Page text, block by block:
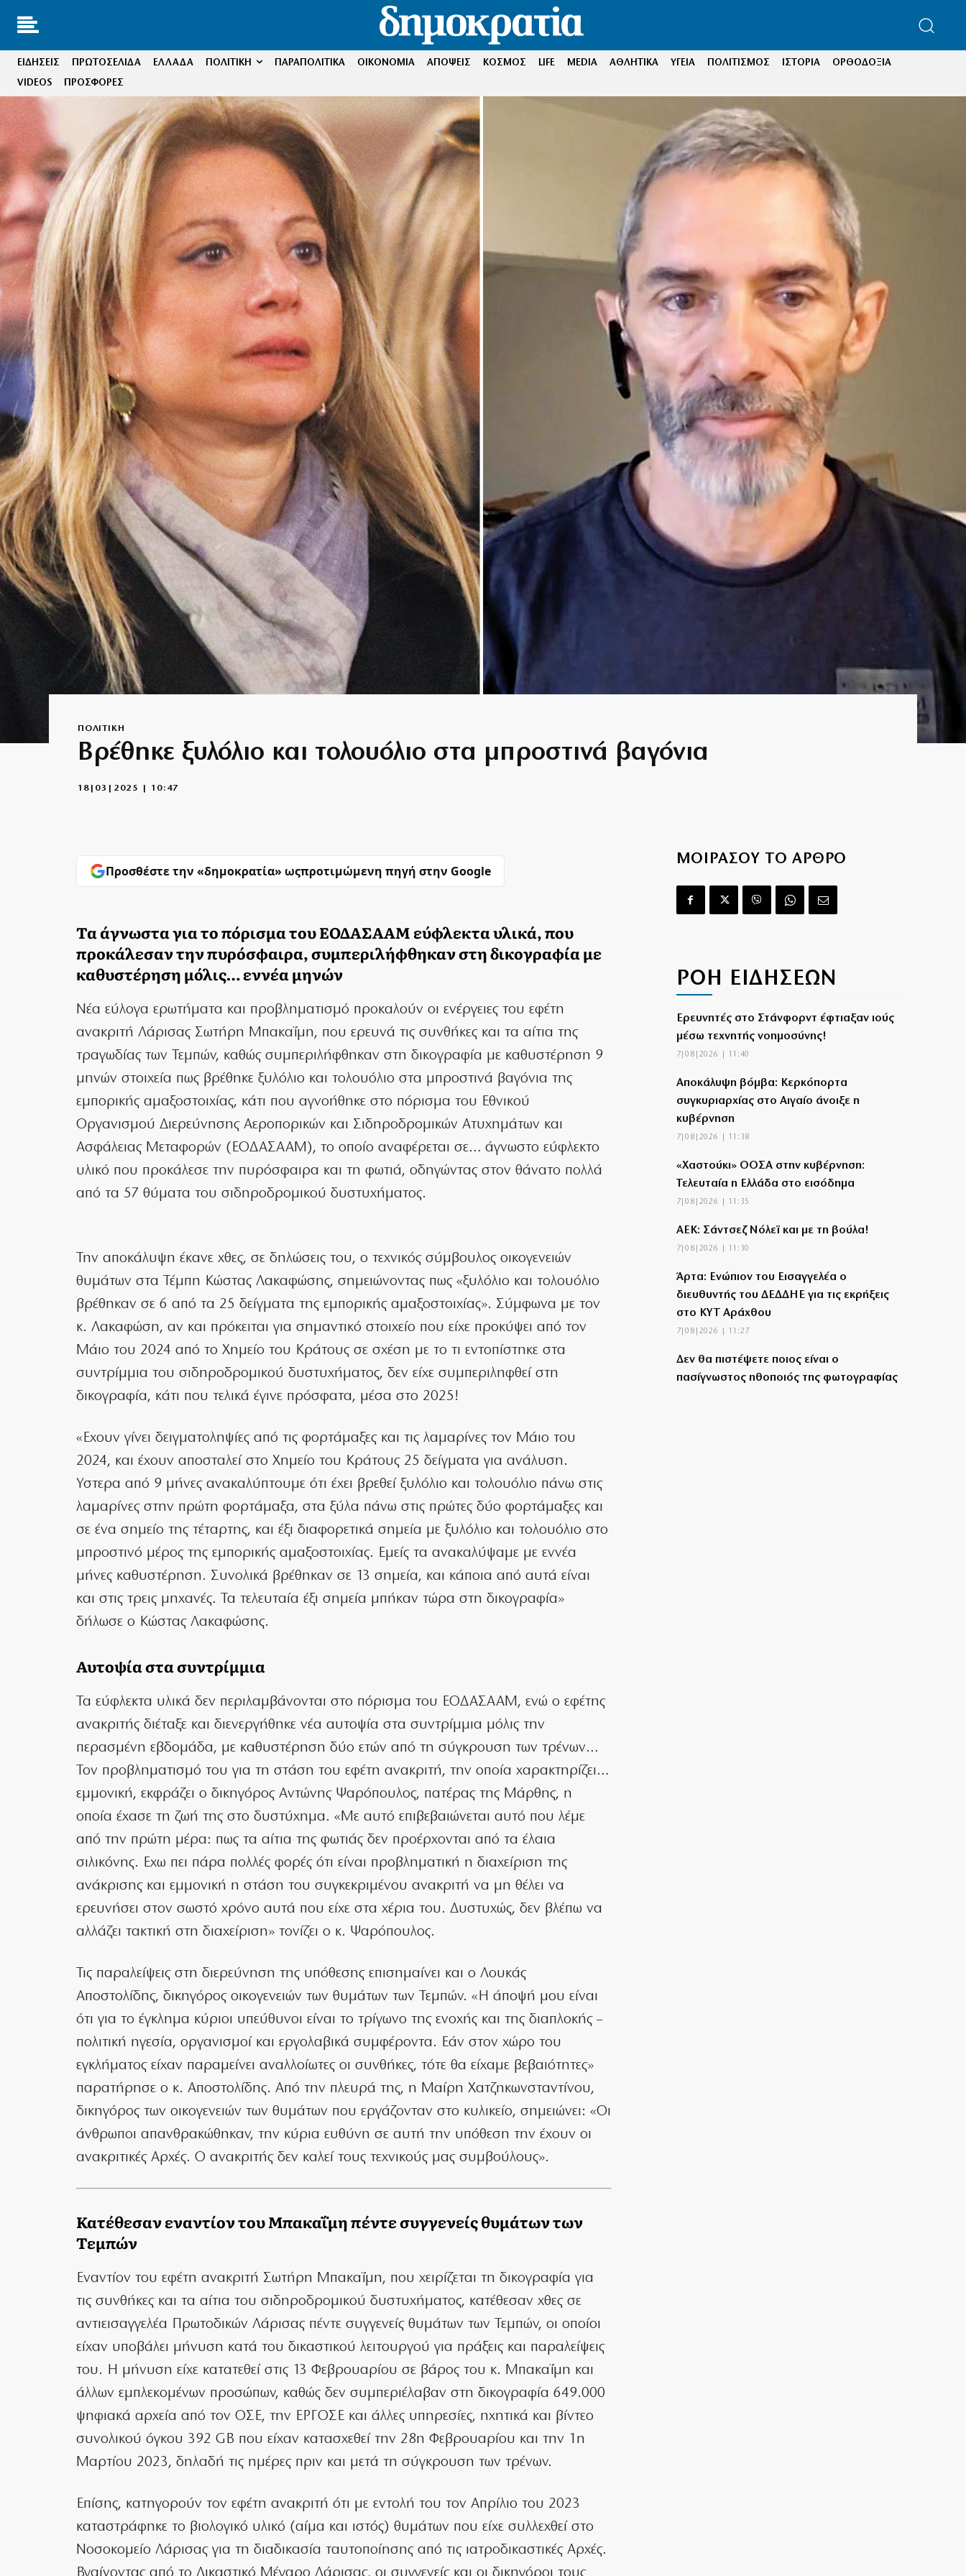
ΕΙΔΗΣΕΙΣ ΠΡΩΤΟΣΕΛΙΔΑ ΕΛΛΑΔΑ ΠΟΛΙΤΙΚΗ ΠΑΡΑΠΟΛΙΤΙΚΑ ΟΙΚΟΝΟΜΙΑ ΑΠΟΨΕΙΣ ΚΟΣΜΟΣ LIFE MEDIA ΑΘΛΗΤΙΚΑ ΥΓΕΙΑ ΠΟΛΙΤΙΣΜΟΣ ΙΣΤΟΡΙΑ
ΟΡΘΟΔΟΞΙΑ
VIDEOS
ΠΡΟΣΦΟΡΕΣ
ΠΟΛΙΤΙΚΗ
Βρέθηκε ξυλόλιο και τολουόλιο στα μπροστινά βαγόνια
18|03|2025 | 10:47
Προσθέστε την «δημοκρατία» ωςπροτιμώμενη πηγή στην Google
Τα άγνωστα για το πόρισμα του ΕΟΔΑΣΑΑΜ εύφλεκτα υλικά, που
προκάλεσαν την πυρόσφαιρα, συμπεριλήφθηκαν στη δικογραφία με
καθυστέρηση μόλις… εννέα μηνών
Νέα εύλογα ερωτήματα και προβληματισμό προκαλούν οι ενέργειες του εφέτη
ανακριτή Λάρισας Σωτήρη Μπακαΐμη, που ερευνά τις συνθήκες και τα αίτια της
τραγωδίας των Τεμπών, καθώς συμπεριλήφθηκαν στη δικογραφία με καθυστέρηση 9
μηνών στοιχεία πως βρέθηκε ξυλόλιο και τολουόλιο στα μπροστινά βαγόνια της
εμπορικής αμαξοστοιχίας, κάτι που αγνοήθηκε στο πόρισμα του Εθνικού
Οργανισμού Διερεύνησης Αεροπορικών και Σιδηροδρομικών Ατυχημάτων και
Ασφάλειας Μεταφορών (ΕΟΔΑΣΑΑΜ), το οποίο αναφέρεται σε… άγνωστο εύφλεκτο
υλικό που προκάλεσε την πυρόσφαιρα και τη φωτιά, οδηγώντας στον θάνατο πολλά
από τα 57 θύματα του σιδηροδρομικού δυστυχήματος.
Την αποκάλυψη έκανε χθες, σε δηλώσεις του, ο τεχνικός σύμβουλος οικογενειών
θυμάτων στα Τέμπη Κώστας Λακαφώσης, σημειώνοντας πως «ξυλόλιο και τολουόλιο
βρέθηκαν σε 6 από τα 25 δείγματα της εμπορικής αμαξοστοιχίας». Σύμφωνα με τον
κ. Λακαφώση, αν και πρόκειται για σημαντικό στοιχείο που είχε προκύψει από τον
Μάιο του 2024 από το Χημείο του Κράτους σε σχέση με το τι εντοπίστηκε στα
συντρίμμια του σιδηροδρομικού δυστυχήματος, δεν είχε συμπεριληφθεί στη
δικογραφία, κάτι που τελικά έγινε πρόσφατα, μέσα στο 2025!
«Εχουν γίνει δειγματοληψίες από τις φορτάμαξες και τις λαμαρίνες τον Μάιο του
2024, και έχουν αποσταλεί στο Χημείο του Κράτους 25 δείγματα για ανάλυση.
Υστερα από 9 μήνες ανακαλύπτουμε ότι έχει βρεθεί ξυλόλιο και τολουόλιο πάνω στις
λαμαρίνες στην πρώτη φορτάμαξα, στα ξύλα πάνω στις πρώτες δύο φορτάμαξες και
σε ένα σημείο της τέταρτης, και έξι διαφορετικά σημεία με ξυλόλιο και τολουόλιο στο
μπροστινό μέρος της εμπορικής αμαξοστοιχίας. Εμείς τα ανακαλύψαμε με εννέα
μήνες καθυστέρηση. Συνολικά βρέθηκαν σε 13 σημεία, και κάποια από αυτά είναι
και στις τρεις μηχανές. Τα τελευταία έξι σημεία μπήκαν τώρα στη δικογραφία»
δήλωσε ο Κώστας Λακαφώσης.
Αυτοψία στα συντρίμμια
Τα εύφλεκτα υλικά δεν περιλαμβάνονται στο πόρισμα του ΕΟΔΑΣΑΑΜ, ενώ ο εφέτης
ανακριτής διέταξε και διενεργήθηκε νέα αυτοψία στα συντρίμμια μόλις την
περασμένη εβδομάδα, με καθυστέρηση δύο ετών από τη σύγκρουση των τρένων…
Τον προβληματισμό του για τη στάση του εφέτη ανακριτή, την οποία χαρακτηρίζει…
εμμονική, εκφράζει ο δικηγόρος Αντώνης Ψαρόπουλος, πατέρας της Μάρθης, η
οποία έχασε τη ζωή της στο δυστύχημα. «Με αυτό επιβεβαιώνεται αυτό που λέμε
από την πρώτη μέρα: πως τα αίτια της φωτιάς δεν προέρχονται από τα έλαια
σιλικόνης. Εχω πει πάρα πολλές φορές ότι είναι προβληματική η διαχείριση της
ανάκρισης και εμμονική η στάση του συγκεκριμένου ανακριτή να μη θέλει να
ερευνήσει στον σωστό χρόνο αυτά που είχε στα χέρια του. Δυστυχώς, δεν βλέπω να
αλλάζει τακτική στη διαχείριση» τονίζει ο κ. Ψαρόπουλος.
Τις παραλείψεις στη διερεύνηση της υπόθεσης επισημαίνει και ο Λουκάς
Αποστολίδης, δικηγόρος οικογενειών των θυμάτων των Τεμπών. «Η άποψή μου είναι
ότι για το έγκλημα κύριοι υπεύθυνοι είναι το τρίγωνο της ενοχής και της διαπλοκής –
πολιτική ηγεσία, οργανισμοί και εργολαβικά συμφέροντα. Εάν στον χώρο του
εγκλήματος είχαν παραμείνει αναλλοίωτες οι συνθήκες, τότε θα είχαμε βεβαιότητες»
παρατήρησε ο κ. Αποστολίδης. Από την πλευρά της, η Μαίρη Χατζηκωνσταντίνου,
δικηγόρος των οικογενειών των θυμάτων που εργάζονταν στο κυλικείο, σημειώνει: «Οι
άνθρωποι απανθρακώθηκαν, την κύρια ευθύνη σε αυτή την υπόθεση την έχουν οι
ανακριτικές Αρχές. Ο ανακριτής δεν καλεί τους τεχνικούς μας συμβούλους».
Κατέθεσαν εναντίον του Μπακαΐμη πέντε συγγενείς θυμάτων των
Τεμπών
Εναντίον του εφέτη ανακριτή Σωτήρη Μπακαΐμη, που χειρίζεται τη δικογραφία για
τις συνθήκες και τα αίτια του σιδηροδρομικού δυστυχήματος, κατέθεσαν χθες σε
αντιεισαγγελέα Πρωτοδικών Λάρισας πέντε συγγενείς θυμάτων των Τεμπών, οι οποίοι
είχαν υποβάλει μήνυση κατά του δικαστικού λειτουργού για πράξεις και παραλείψεις
του. Η μήνυση είχε κατατεθεί στις 13 Φεβρουαρίου σε βάρος του κ. Μπακαΐμη και
άλλων εμπλεκομένων προσώπων, καθώς δεν συμπεριέλαβαν στη δικογραφία 649.000
ψηφιακά αρχεία από τον ΟΣΕ, την ΕΡΓΟΣΕ και άλλες υπηρεσίες, ηχητικά και βίντεο
συνολικού όγκου 392 GB που είχαν κατασχεθεί την 28η Φεβρουαρίου και την 1η
Μαρτίου 2023, δηλαδή τις ημέρες πριν και μετά τη σύγκρουση των τρένων.
Επίσης, κατηγορούν τον εφέτη ανακριτή ότι με εντολή του τον Απρίλιο του 2023
καταστράφηκε το βιολογικό υλικό (αίμα και ιστός) θυμάτων που είχε συλλεχθεί στο
Νοσοκομείο Λάρισας για τη διαδικασία ταυτοποίησης από τις ιατροδικαστικές Αρχές.
ΜΟΙΡΑΣΟΥ ΤΟ ΑΡΘΡΟ
ΡΟΗ ΕΙΔΗΣΕΩΝ
Ερευνητές στο Στάνφορντ έφτιαξαν ιούς
μέσω τεχνητής νοημοσύνης!
7|08|2026 | 11:40
Αποκάλυψη βόμβα: Κερκόπορτα
συγκυριαρχίας στο Αιγαίο άνοιξε η
κυβέρνηση
7|08|2026 | 11:38
«Χαστούκι» ΟΟΣΑ στην κυβέρνηση:
Τελευταία η Ελλάδα στο εισόδημα
7|08|2026 | 11:35
ΑΕΚ: Σάντσεζ Νόλεϊ και με τη βούλα!
7|08|2026 | 11:30
Άρτα: Ενώπιον του Εισαγγελέα ο
διευθυντής του ΔΕΔΔΗΕ για τις εκρήξεις
στο ΚΥΤ Αράχθου
7|08|2026 | 11:27
Δεν θα πιστέψετε ποιος είναι ο
πασίγνωστος ηθοποιός της φωτογραφίας